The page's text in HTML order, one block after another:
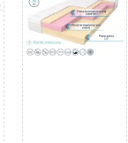
3
749 zł